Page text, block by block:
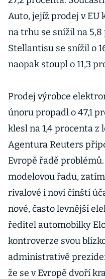
Auto, jejíž prodej v EU
na trhu se snížil na
Stellantisu se snížil o
naopak stoupl o 11,3
Prodej výrobce
únoru propadl o 47,1
klesl na 1,4 procenta z
Agentura Reuters
Evropě řadě
modelovou řadu,
rivalové i noví čínští
nové, často levnější
ředitel automobilky
kontroverze svou
administrativě
že se v Evropě dvoří